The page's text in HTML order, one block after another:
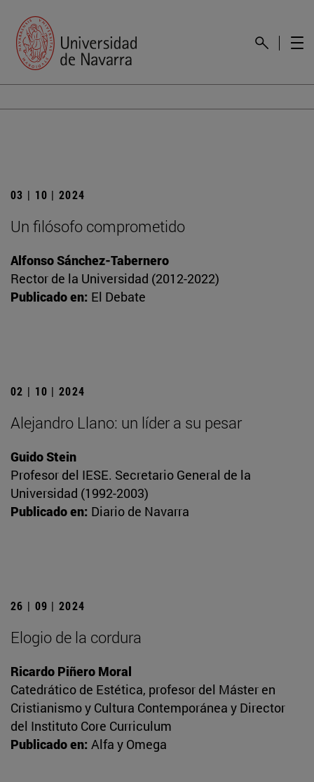
03 | 10 | 2024
Un filósofo comprometido
Alfonso Sánchez-Tabernero
Rector de la Universidad (2012-2022)
Publicado en: El Debate
02 | 10 | 2024
Alejandro Llano: un líder a su pesar
Guido Stein
Profesor del IESE. Secretario General de la
Universidad (1992-2003)
Publicado en: Diario de Navarra
26 | 09 | 2024
Elogio de la cordura
Ricardo Piñero Moral
Catedrático de Estética, profesor del Máster en
Cristianismo y Cultura Contemporánea y Director
del Instituto Core Curriculum
Publicado en: Alfa y Omega